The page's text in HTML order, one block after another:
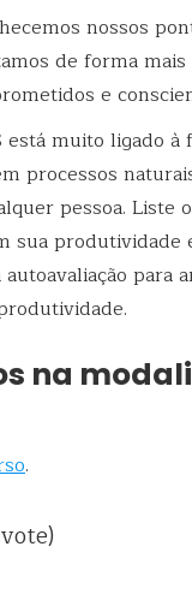
nossos
de forma
e
está muito ligado
processos
pessoa. Liste
sua produtividade
para
na
.